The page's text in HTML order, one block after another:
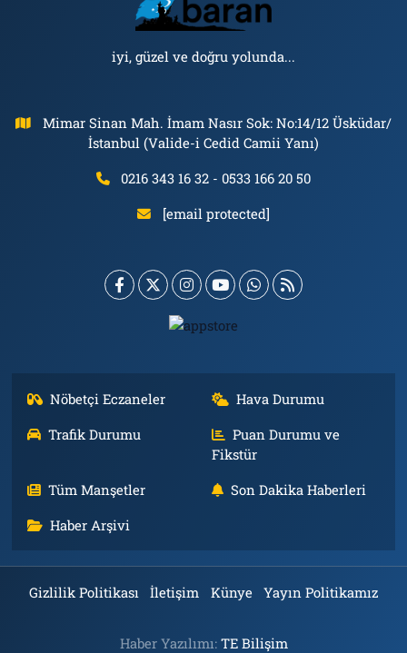
iyi, güzel ve doğru yolunda...
Mimar Sinan Mah. İmam Nasır Sok: No:14/12 Üsküdar/
İstanbul (Valide-i Cedid Camii Yanı)
0216 343 16 32 - 0533 166 20 50
[email protected]
Nöbetçi Eczaneler
Hava Durumu
Trafik Durumu
Puan Durumu ve
Fikstür
Tüm Manşetler
Son Dakika Haberleri
Haber Arşivi
Gizlilik Politikası İletişim Künye Yayın Politikamız
Haber Yazılımı: TE Bilişim